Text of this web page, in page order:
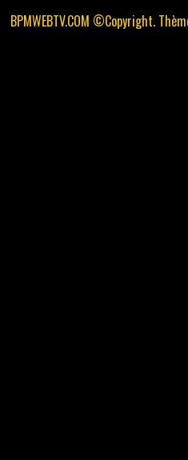
BPMWEBTV.COM ©Copyright.